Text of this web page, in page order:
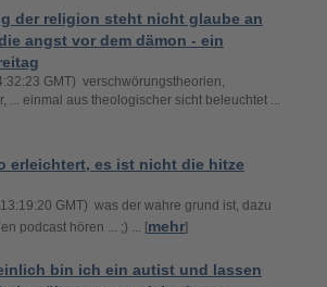
der religion steht nicht glaube an
angst vor dem dämon - ein
GMT) verschwörungstheorien,
... einmal aus theologischer sicht beleuchtet ...
erleichtert, es ist nicht die hitze
GMT) was der wahre grund ist, dazu
podcast hören ... ;) ... [mehr]
bin ich ein autist und lassen